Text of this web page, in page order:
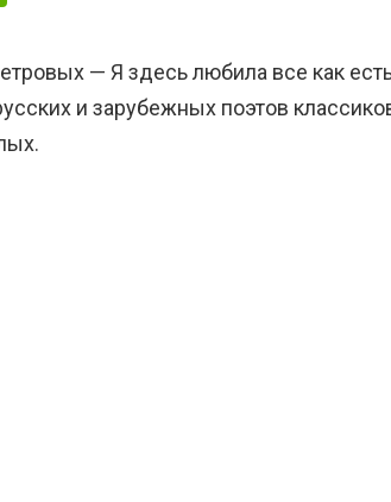
— Я здесь любила все как
и зарубежных поэтов